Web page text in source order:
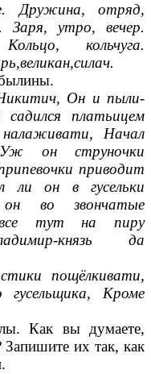
Дружина, отряд,
Заря, утро, вечер.
кольчуга.
Он и пыли-
платьицем
Начал
Уж он струночки
приводит
ли он в гусельки
во звончатые
тут на пиру
князь да
пощёлкивати,
Кроме
Как вы думаете,
их так, как